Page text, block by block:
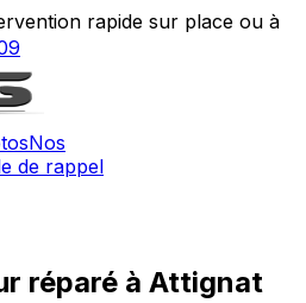
rapide sur place ou à
Nos
de rappel
réparé à Attignat